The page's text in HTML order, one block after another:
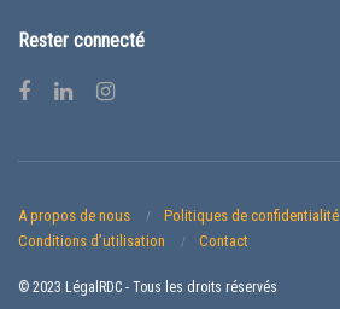
Rester connecté
A propos de nous
Politiques de confidentialité
Conditions d’utilisation
Contact
© 2023 LégalRDC - Tous les droits réservés